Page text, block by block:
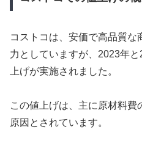
コストコは、安価で高品質
力としていますが、2023年
上げが実施されました。
この値上げは、主に原材料
原因とされています。